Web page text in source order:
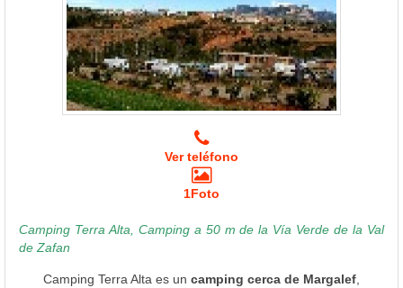
Ver teléfono
1Foto
Camping Terra Alta, Camping a 50 m de la Vía Verde de la Val
de Zafan
Camping Terra Alta es un camping cerca de Margalef